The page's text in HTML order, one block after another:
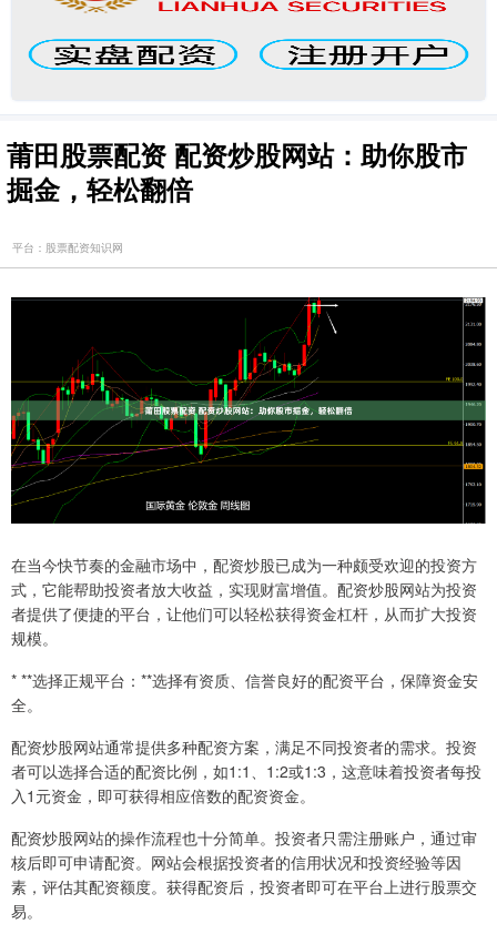
莆田股票配资 配资炒股网站：助你股市
掘金，轻松翻倍
平台：股票配资知识网
在当今快节奏的金融市场中，配资炒股已成为一种颇受欢迎的投资方
式，它能帮助投资者放大收益，实现财富增值。配资炒股网站为投资
者提供了便捷的平台，让他们可以轻松获得资金杠杆，从而扩大投资
规模。
* **选择正规平台：**选择有资质、信誉良好的配资平台，保障资金安
全。
配资炒股网站通常提供多种配资方案，满足不同投资者的需求。投资
者可以选择合适的配资比例，如1:1、1:2或1:3，这意味着投资者每投
入1元资金，即可获得相应倍数的配资资金。
配资炒股网站的操作流程也十分简单。投资者只需注册账户，通过审
核后即可申请配资。网站会根据投资者的信用状况和投资经验等因
素，评估其配资额度。获得配资后，投资者即可在平台上进行股票交
易。